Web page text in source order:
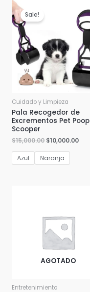
Sale!
Cuidado y Limpieza
Pala Recogedor de
Excrementos Pet Poop
Scooper
$15,000.00 $10,000.00
Azul Naranja
AGOTADO
Entretenimiento